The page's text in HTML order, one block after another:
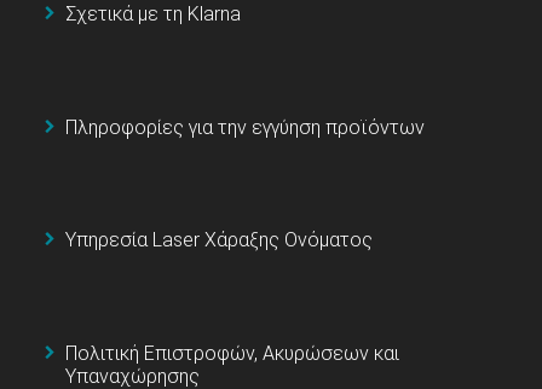
Σχετικά με τη Klarna
Πληροφορίες για την εγγύηση προϊόντων
Υπηρεσία Laser Χάραξης Ονόματος
Πολιτική Επιστροφών, Ακυρώσεων και
Υπαναχώρησης